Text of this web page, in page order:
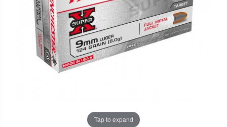
Tap to expand